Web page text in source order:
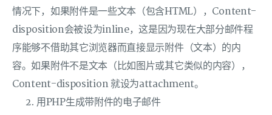
情况下，如果附件是一些文本（包含HTML），Content-
disposition会被设为inline，这是因为现在大部分邮件程
序能够不借助其它浏览器而直接显示附件（文本）的内
容。如果附件不是文本（比如图片或其它类似的内容），
Content-disposition 就设为attachment。
用PHP生成带附件的电子邮件